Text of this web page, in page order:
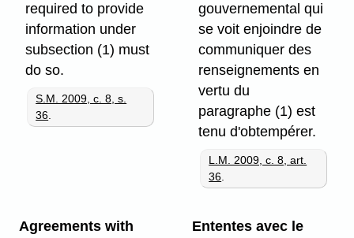
required to provide
information under
subsection (1) must
do so.
S.M. 2009, c. 8, s.
36
gouvernemental qui
se voit enjoindre de
communiquer des
renseignements en
vertu du
paragraphe (1) est
tenu d'obtempérer.
L.M. 2009, c. 8, art.
36
Agreements with
Ententes avec le